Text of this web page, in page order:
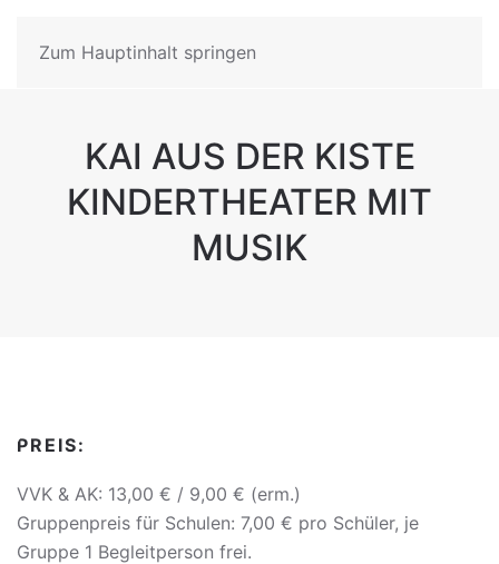
Zum Hauptinhalt springen
KAI AUS DER KISTE
KINDERTHEATER MIT
MUSIK
PREIS:
VVK & AK: 13,00 € / 9,00 € (erm.)
Gruppenpreis für Schulen: 7,00 € pro Schüler, je
Gruppe 1 Begleitperson frei.